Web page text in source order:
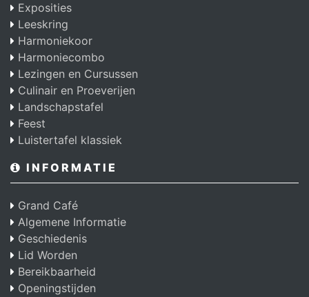
Exposities
Leeskring
Harmoniekoor
Harmoniecombo
Lezingen en Cursussen
Culinair en Proeverijen
Landschapstafel
Feest
Luistertafel klassiek
INFORMATIE
Grand Café
Algemene Informatie
Geschiedenis
Lid Worden
Bereikbaarheid
Openingstijden